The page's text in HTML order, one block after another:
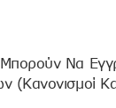
Μπορούν Να
(κανονισμοί